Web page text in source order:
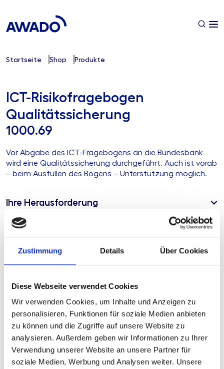
Zustimmung Details Über Cookies
Diese Webseite verwendet Cookies
Wir verwenden Cookies, um Inhalte und Anzeigen zu
personalisieren, Funktionen für soziale Medien anbieten
zu können und die Zugriffe auf unsere Website zu
analysieren. Außerdem geben wir Informationen zu Ihrer
Verwendung unserer Website an unsere Partner für
soziale Medien, Werbung und Analysen weiter. Unsere
Startseite Shop Produkte
ICT-Risikofragebogen
Qualitätssicherung
1000.69
Vor Abgabe des ICT-Fragebogens an die Bundesbank
wird eine Qualitätssicherung durchgeführt. Auch ist vorab
– beim Ausfüllen des Bogens – Unterstützung möglich.
Ihre Herausforderung
Ihre Vorteile
Produkttyp
Standardisierte
Beratungsleistung
Stand
Geplante
Aktualisierung
derzeit keine